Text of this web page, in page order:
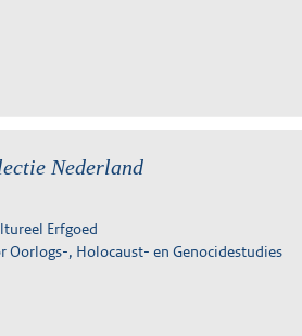
Nederland
Erfgoed
Oorlogs-, Holocaust- en Genocidestudies